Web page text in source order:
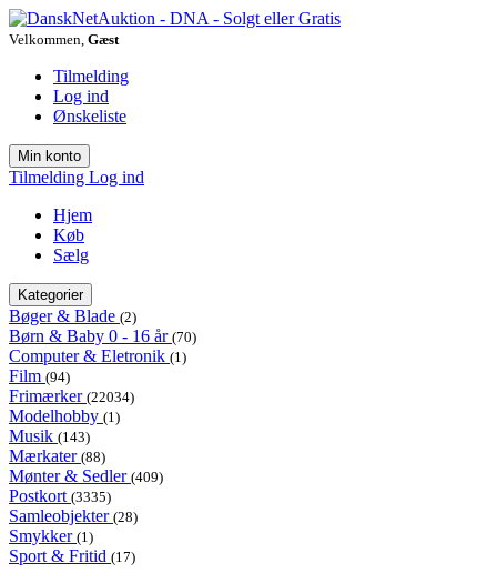
Velkommen, Gæst
Tilmelding
Log ind
Ønskeliste
Min konto
Tilmelding Log ind
Hjem
Køb
Sælg
Kategorier
Bøger & Blade (2)
Børn & Baby 0 - 16 år (70)
Computer & Eletronik (1)
Film (94)
Frimærker (22034)
Modelhobby (1)
Musik (143)
Mærkater (88)
Mønter & Sedler (409)
Postkort (3335)
Samleobjekter (28)
Smykker (1)
Sport & Fritid (17)